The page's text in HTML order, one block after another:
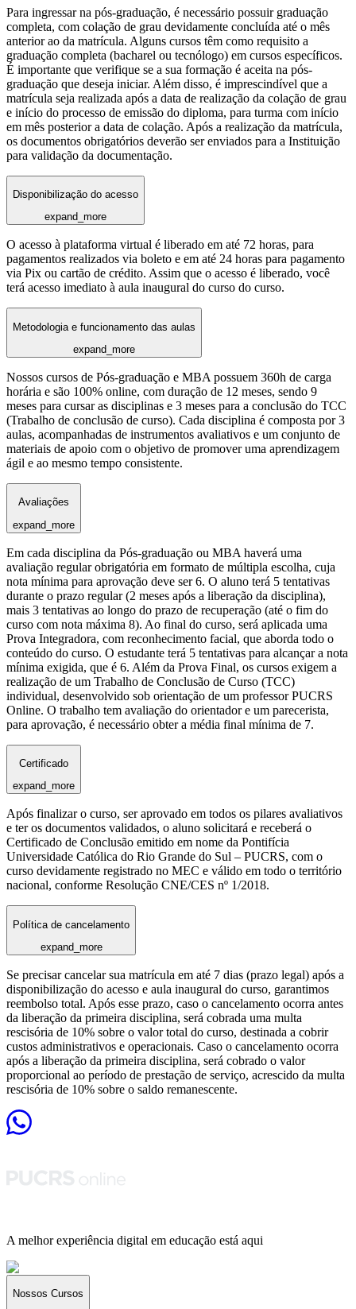
Para ingressar na pós-graduação, é necessário possuir graduação
completa, com colação de grau devidamente concluída até o mês
anterior ao da matrícula. Alguns cursos têm como requisito a
graduação completa (bacharel ou tecnólogo) em cursos específicos.
É importante que verifique se a sua formação é aceita na pós-
graduação que deseja iniciar. Além disso, é imprescindível que a
matrícula seja realizada após a data de realização da colação de grau
e início do processo de emissão do diploma, para turma com início
em mês posterior a data de colação. Após a realização da matrícula,
os documentos obrigatórios deverão ser enviados para a Instituição
para validação da documentação.
Disponibilização do acesso
expand_more
O acesso à plataforma virtual é liberado em até 72 horas, para
pagamentos realizados via boleto e em até 24 horas para pagamento
via Pix ou cartão de crédito. Assim que o acesso é liberado, você
terá acesso imediato à aula inaugural do curso do curso.
Metodologia e funcionamento das aulas
expand_more
Nossos cursos de Pós-graduação e MBA possuem 360h de carga
horária e são 100% online, com duração de 12 meses, sendo 9
meses para cursar as disciplinas e 3 meses para a conclusão do TCC
(Trabalho de conclusão de curso). Cada disciplina é composta por 3
aulas, acompanhadas de instrumentos avaliativos e um conjunto de
materiais de apoio com o objetivo de promover uma aprendizagem
ágil e ao mesmo tempo consistente.
Avaliações
expand_more
Em cada disciplina da Pós-graduação ou MBA haverá uma
avaliação regular obrigatória em formato de múltipla escolha, cuja
nota mínima para aprovação deve ser 6. O aluno terá 5 tentativas
durante o prazo regular (2 meses após a liberação da disciplina),
mais 3 tentativas ao longo do prazo de recuperação (até o fim do
curso com nota máxima 8). Ao final do curso, será aplicada uma
Prova Integradora, com reconhecimento facial, que aborda todo o
conteúdo do curso. O estudante terá 5 tentativas para alcançar a nota
mínima exigida, que é 6. Além da Prova Final, os cursos exigem a
realização de um Trabalho de Conclusão de Curso (TCC)
individual, desenvolvido sob orientação de um professor PUCRS
Online. O trabalho tem avaliação do orientador e um parecerista,
para aprovação, é necessário obter a média final mínima de 7.
Certificado
expand_more
Após finalizar o curso, ser aprovado em todos os pilares avaliativos
e ter os documentos validados, o aluno solicitará e receberá o
Certificado de Conclusão emitido em nome da Pontifícia
Universidade Católica do Rio Grande do Sul – PUCRS, com o
curso devidamente registrado no MEC e válido em todo o território
nacional, conforme Resolução CNE/CES nº 1/2018.
Política de cancelamento
expand_more
Se precisar cancelar sua matrícula em até 7 dias (prazo legal) após a
disponibilização do acesso e aula inaugural do curso, garantimos
reembolso total. Após esse prazo, caso o cancelamento ocorra antes
da liberação da primeira disciplina, será cobrada uma multa
rescisória de 10% sobre o valor total do curso, destinada a cobrir
custos administrativos e operacionais. Caso o cancelamento ocorra
após a liberação da primeira disciplina, será cobrado o valor
proporcional ao período de prestação de serviço, acrescido da multa
rescisória de 10% sobre o saldo remanescente.
A melhor experiência digital em educação está aqui
Nossos Cursos